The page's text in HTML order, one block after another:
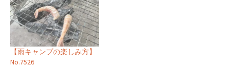
【雨キャンプの楽しみ方】
No.7526